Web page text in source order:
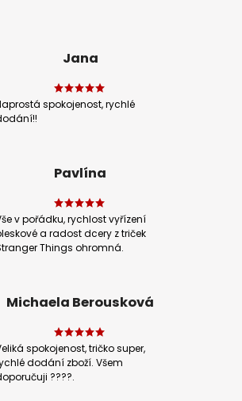
Jana
spokojenost, rychlé
Pavlína
v pořádku, rychlost vyřízení
a radost dcery z triček
Things ohromná.
Michaela Berousková
spokojenost, tričko super,
dodání zboží. Všem
????.